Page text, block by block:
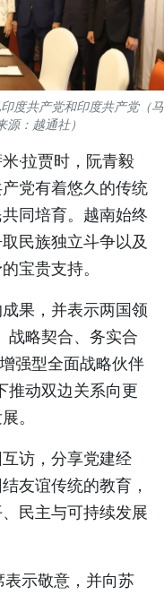
度共产党和印度共产党（马
：越通社）
·拉贾时，阮青毅
党有着悠久的传统
同培育。越南始终
民族独立斗争以及
宝贵支持。
果，并表示两国领
战略契合、务实合
强型全面战略伙伴
推动双边关系向更
。
访，分享党建经
友谊传统的教育，
民主与可持续发展
表示敬意，并向苏